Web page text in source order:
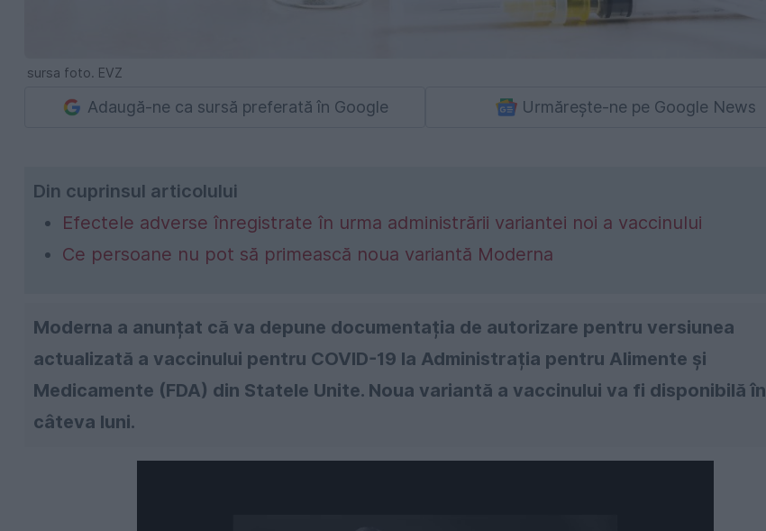
sursa foto. EVZ
Adaugă-ne ca sursă preferată în Google Urmărește-ne pe Google News
Din cuprinsul articolului
Efectele adverse înregistrate în urma administrării variantei noi a vaccinului
Ce persoane nu pot să primească noua variantă Moderna
Moderna a anunțat că va depune documentația de autorizare pentru versiunea
actualizată a vaccinului pentru COVID-19 la Administrația pentru Alimente și
Medicamente (FDA) din Statele Unite. Noua variantă a vaccinului va fi disponibilă în
câteva luni.